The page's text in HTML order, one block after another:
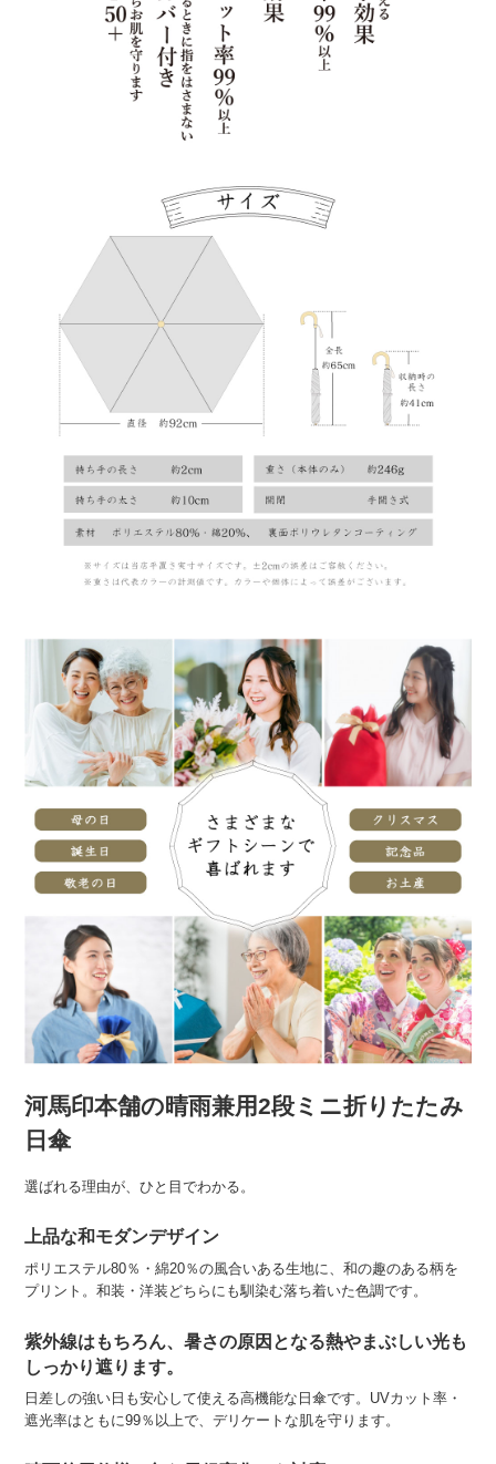
河馬印本舗の晴雨兼用2段ミニ折りたたみ
日傘
選ばれる理由が、ひと目でわかる。
上品な和モダンデザイン
ポリエステル80％・綿20％の風合いある生地に、和の趣のある柄を
プリント。和装・洋装どちらにも馴染む落ち着いた色調です。
紫外線はもちろん、暑さの原因となる熱やまぶしい光も
しっかり遮ります。
日差しの強い日も安心して使える高機能な日傘です。UVカット率・
遮光率はともに99％以上で、デリケートな肌を守ります。